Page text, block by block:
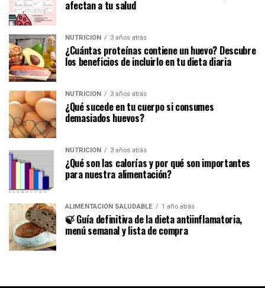
afectan a tu salud
NUTRICIÓN 3 años atrás
¿Cuántas proteínas contiene un huevo? Descubre
los beneficios de incluirlo en tu dieta diaria
NUTRICIÓN 3 años atrás
¿Qué sucede en tu cuerpo si consumes
demasiados huevos?
NUTRICIÓN 3 años atrás
¿Qué son las calorías y por qué son importantes
para nuestra alimentación?
ALIMENTACIÓN SALUDABLE 1 año atrás
🍃 Guía definitiva de la dieta antiinflamatoria,
menú semanal y lista de compra